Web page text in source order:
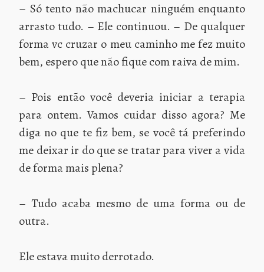
– Só tento não machucar ninguém enquanto
arrasto tudo. – Ele continuou. – De qualquer
forma vc cruzar o meu caminho me fez muito
bem, espero que não fique com raiva de mim.
– Pois então você deveria iniciar a terapia
para ontem. Vamos cuidar disso agora? Me
diga no que te fiz bem, se você tá preferindo
me deixar ir do que se tratar para viver a vida
de forma mais plena?
– Tudo acaba mesmo de uma forma ou de
outra.
Ele estava muito derrotado.